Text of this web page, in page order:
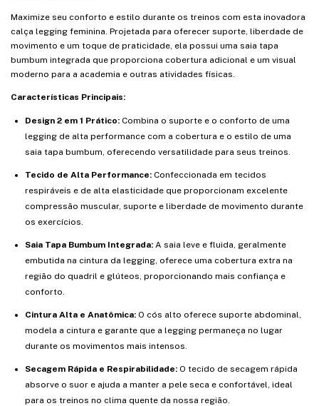
Maximize seu conforto e estilo durante os treinos com esta inovadora
calça legging feminina. Projetada para oferecer suporte, liberdade de
movimento e um toque de praticidade, ela possui uma saia tapa
bumbum integrada que proporciona cobertura adicional e um visual
moderno para a academia e outras atividades físicas.
Características Principais:
Design 2 em 1 Prático: Combina o suporte e o conforto de uma
legging de alta performance com a cobertura e o estilo de uma
saia tapa bumbum, oferecendo versatilidade para seus treinos.
Tecido de Alta Performance: Confeccionada em tecidos
respiráveis e de alta elasticidade que proporcionam excelente
compressão muscular, suporte e liberdade de movimento durante
os exercícios.
Saia Tapa Bumbum Integrada: A saia leve e fluida, geralmente
embutida na cintura da legging, oferece uma cobertura extra na
região do quadril e glúteos, proporcionando mais confiança e
conforto.
Cintura Alta e Anatômica: O cós alto oferece suporte abdominal,
modela a cintura e garante que a legging permaneça no lugar
durante os movimentos mais intensos.
Secagem Rápida e Respirabilidade: O tecido de secagem rápida
absorve o suor e ajuda a manter a pele seca e confortável, ideal
para os treinos no clima quente da nossa região.